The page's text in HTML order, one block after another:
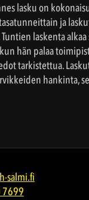
lasku on
ja
laskenta
hän palaa
tarkistettua.
hankinta,
salmi.fi